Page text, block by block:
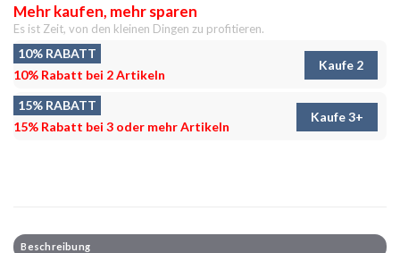
Mehr kaufen, mehr sparen
Es ist Zeit, von den kleinen Dingen zu profitieren.
10% RABATT
10% Rabatt bei 2 Artikeln
Kaufe 2
15% RABATT
15% Rabatt bei 3 oder mehr Artikeln
Kaufe 3+
Beschreibung